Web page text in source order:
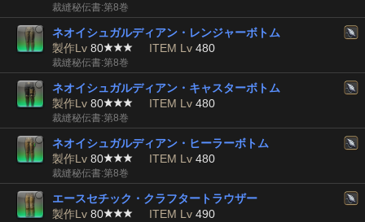
裁縫秘伝書:第8巻
ネオイシュガルディアン・レンジャーボトム
製作Lv 80 ITEM Lv 480
裁縫秘伝書:第8巻
ネオイシュガルディアン・キャスターボトム
製作Lv 80 ITEM Lv 480
裁縫秘伝書:第8巻
ネオイシュガルディアン・ヒーラーボトム
製作Lv 80 ITEM Lv 480
裁縫秘伝書:第8巻
エースセチック・クラフタートラウザー
製作Lv 80 ITEM Lv 490